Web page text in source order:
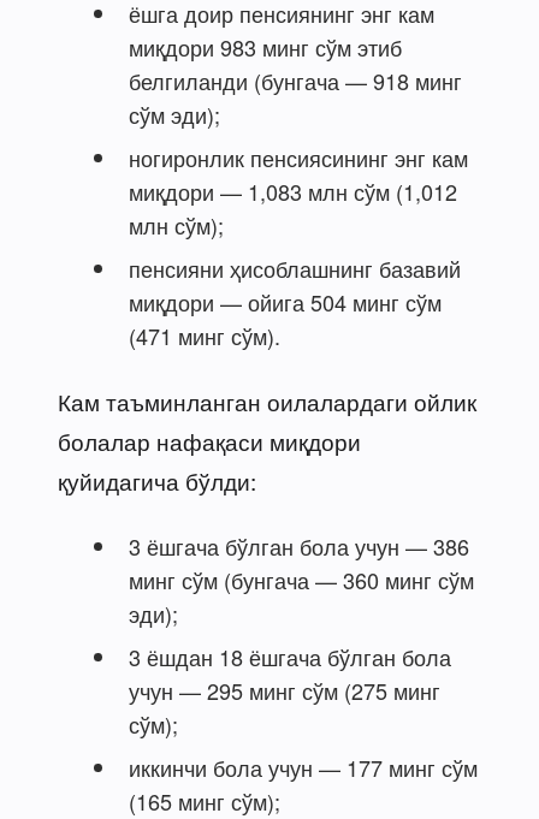
ёшга доир пенсиянинг энг кам
миқдори 983 минг сўм этиб
белгиланди (бунгача — 918 минг
сўм эди);
ногиронлик пенсиясининг энг кам
миқдори — 1,083 млн сўм (1,012
млн сўм);
пенсияни ҳисоблашнинг базавий
миқдори — ойига 504 минг сўм
(471 минг сўм).
Кам таъминланган оилалардаги ойлик
болалар нафақаси миқдори
қуйидагича бўлди:
3 ёшгача бўлган бола учун — 386
минг сўм (бунгача — 360 минг сўм
эди);
3 ёшдан 18 ёшгача бўлган бола
учун — 295 минг сўм (275 минг
сўм);
иккинчи бола учун — 177 минг сўм
(165 минг сўм);